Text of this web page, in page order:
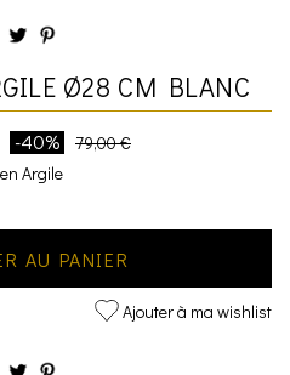
Ø28 CM BLANC
-40%
79,00 €
Argile
AU PANIER
Ajouter à ma wishlist